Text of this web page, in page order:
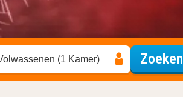
(1 Kamer) Zoeken